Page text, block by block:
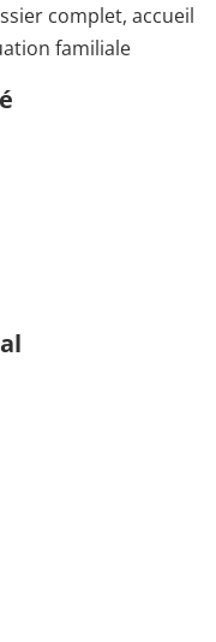
complet, accueil
familiale